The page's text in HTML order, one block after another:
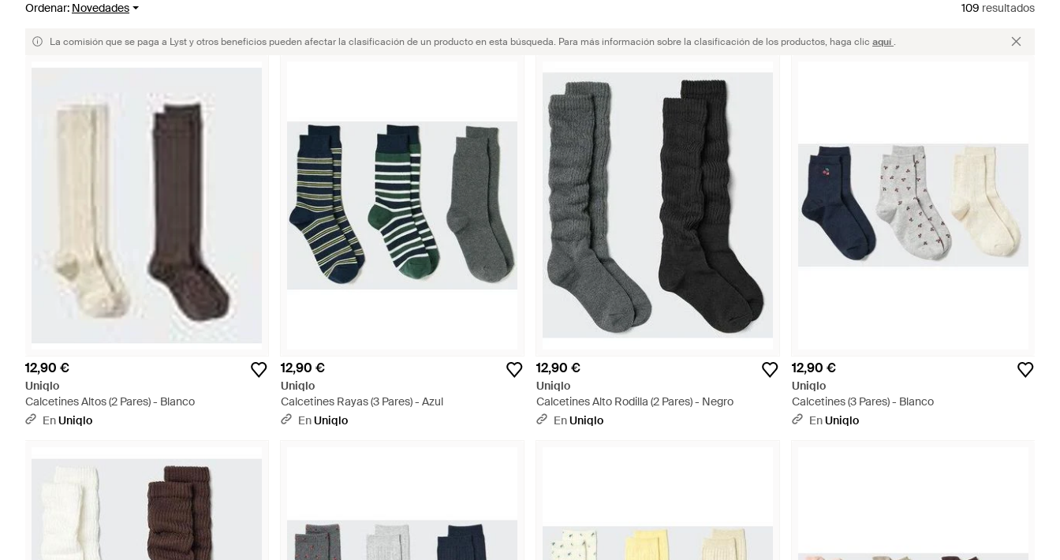
Ordenar: Novedades 109 resultados
La comisión que se paga a Lyst y otros beneficios pueden afectar la clasificación de un producto en esta búsqueda. Para más información sobre la clasificación de los productos, haga clic aquí.
12,90 €
Uniqlo
Calcetines Altos (2 Pares) - Blanco
EnUniqlo
12,90 €
Uniqlo
Calcetines Rayas (3 Pares) - Azul
EnUniqlo
12,90 €
Uniqlo
Calcetines Alto Rodilla (2 Pares) - Negro
EnUniqlo
12,90 €
Uniqlo
Calcetines (3 Pares) - Blanco
EnUniqlo